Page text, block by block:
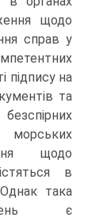
щодо
справ у
підпису на
та
морських
щодо
в
така
є